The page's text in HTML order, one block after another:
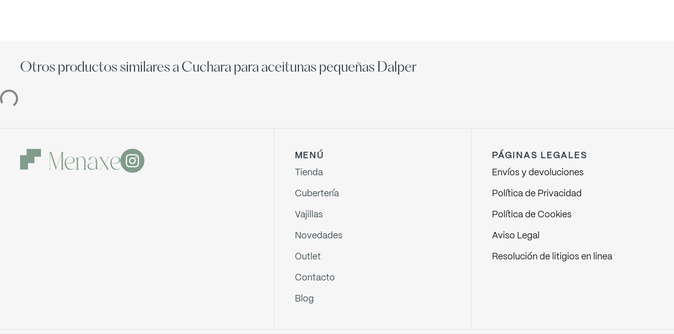
Otros productos similares a Cuchara para aceitunas pequeñas Dalper
MENÚ
Tienda
Cubertería
Vajillas
Novedades
Outlet
Contacto
Blog
PÁGINAS LEGALES
Envíos y devoluciones
Política de Privacidad
Política de Cookies
Aviso Legal
Resolución de litigios en linea